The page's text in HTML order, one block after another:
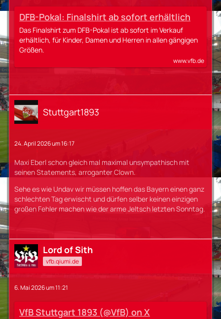
DFB-Pokal: Finalshirt ab sofort erhältlich
Das Finalshirt zum DFB-Pokal ist ab sofort im Verkauf
erhältlich, für Kinder, Damen und Herren in allen gängigen
Größen.
www.vfb.de
Stuttgart1893
24. April 2026 um 16:17
Maxi Eberl schon gleich mal maximal unsympathisch mit
seinen Statements, arroganter Clown.
Sehe es wie Undav wir müssen hoffen das Bayern einen ganz
schlechten Tag erwischt und dürfen selber keinen einzigen
großen Fehler machen wie der arme Jeltsch letzten Sonntag.
Lord of Sith
vfb.qiumi.de
6. Mai 2026 um 11:21
VfB Stuttgart 1893 (@VfB) on X